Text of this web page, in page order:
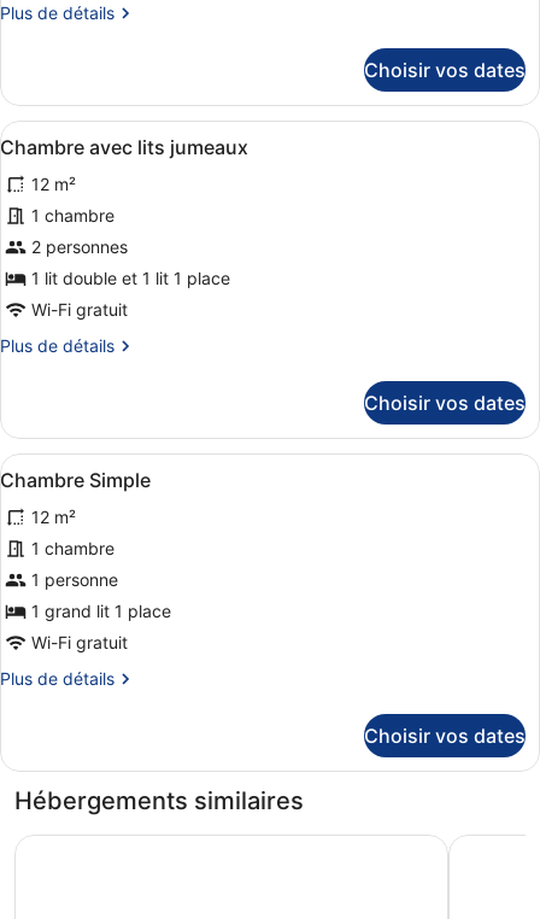
chambre :
Plus de détails
Plus
le
type
de
Chambre
Familiale
Choisir vos dates
Afficher
toutes
les
photos
pour
ce
type
chambre :
lits
jumeaux
Une chambre d’hôtel avec deux
1
Chambre avec lits jumeaux
12 m²
1 chambre
2 personnes
1 lit double et 1 lit 1 place
Wi-Fi gratuit
Plus de détails
Plus
le
type
de
Chambre
avec
lits
jumeaux
Choisir vos dates
Afficher
toutes
les
photos
pour
ce
type
chambre :
Un lit simple avec une couvre-lit
1
Chambre Simple
12 m²
1 chambre
1 personne
1 grand lit 1 place
Wi-Fi gratuit
Plus de détails
Plus
le
de
Chambre
Choisir vos dates
Hébergements similaires
Gran Hostal Tintorera Hotel La